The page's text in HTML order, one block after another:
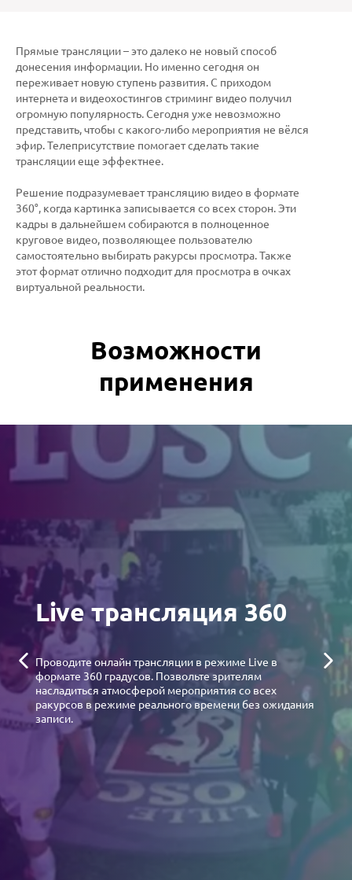
Прямые трансляции – это далеко не новый способ
донесения информации. Но именно сегодня он
переживает новую ступень развития. С приходом
интернета и видеохостингов стриминг видео получил
огромную популярность. Сегодня уже невозможно
представить, чтобы с какого-либо мероприятия не вёлся
эфир. Телеприсутствие помогает сделать такие
трансляции еще эффектнее.
Решение подразумевает трансляцию видео в формате
360°, когда картинка записывается со всех сторон. Эти
кадры в дальнейшем собираются в полноценное
круговое видео, позволяющее пользователю
самостоятельно выбирать ракурсы просмотра. Также
этот формат отлично подходит для просмотра в очках
виртуальной реальности.
Возможности
применения
Live трансляция 360
Проводите онлайн трансляции в режиме Live в
формате 360 градусов. Позвольте зрителям
насладиться атмосферой мероприятия со всех
ракурсов в режиме реального времени без ожидания
записи.